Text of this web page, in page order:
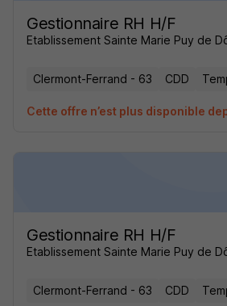
Gestionnaire RH H/F
Etablissement Sainte Marie Puy de
Clermont-Ferrand - 63 CDD
Cette offre n’est plus disponible
Gestionnaire RH H/F
Etablissement Sainte Marie Puy de
Clermont-Ferrand - 63 CDD